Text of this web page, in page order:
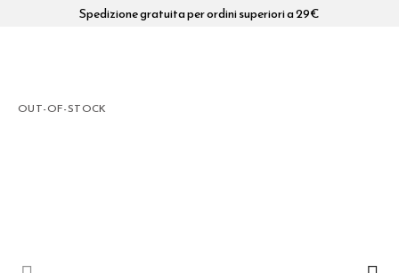
Spedizione gratuita per ordini superiori a 29€
OUT-OF-STOCK